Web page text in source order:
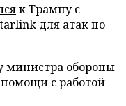
к Трампу с
для атак по
министра обороны
с работой